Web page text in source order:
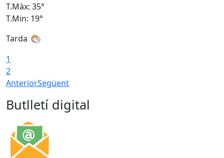
T.Màx: 35°
T.Min: 19°
Tarda
1
2
AnteriorSegüent
Butlletí digital